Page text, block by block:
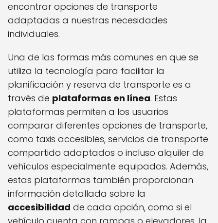
encontrar opciones de transporte
adaptadas a nuestras necesidades
individuales.
Una de las formas más comunes en que se
utiliza la tecnología para facilitar la
planificación y reserva de transporte es a
través de plataformas en línea. Estas
plataformas permiten a los usuarios
comparar diferentes opciones de transporte,
como taxis accesibles, servicios de transporte
compartido adaptados o incluso alquiler de
vehículos especialmente equipados. Además,
estas plataformas también proporcionan
información detallada sobre la
accesibilidad de cada opción, como si el